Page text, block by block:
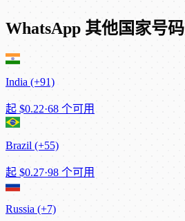
WhatsApp 其他国家号码
India (+91)
起 $0.22·68 个可用
Brazil (+55)
起 $0.27·98 个可用
Russia (+7)